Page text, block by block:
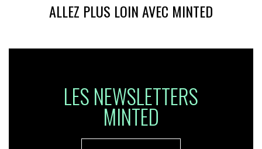
ALLEZ PLUS LOIN AVEC MINTED
LES NEWSLETTERS
MINTED